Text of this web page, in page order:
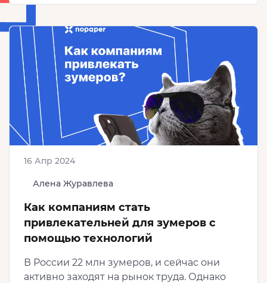
Алена Журавлева
16 Апр 2024
Как компаниям стать
привлекательней для зумеров с
помощью технологий
В России 22 млн зумеров, и сейчас они
активно заходят на рынок труда. Однако